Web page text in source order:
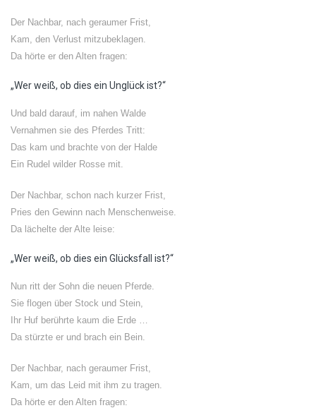
Der Nachbar, nach geraumer Frist,
Kam, den Verlust mitzubeklagen.
Da hörte er den Alten fragen:
„Wer weiß, ob dies ein Unglück ist?“
Und bald darauf, im nahen Walde
Vernahmen sie des Pferdes Tritt:
Das kam und brachte von der Halde
Ein Rudel wilder Rosse mit.
Der Nachbar, schon nach kurzer Frist,
Pries den Gewinn nach Menschenweise.
Da lächelte der Alte leise:
„Wer weiß, ob dies ein Glücksfall ist?“
Nun ritt der Sohn die neuen Pferde.
Sie flogen über Stock und Stein,
Ihr Huf berührte kaum die Erde …
Da stürzte er und brach ein Bein.
Der Nachbar, nach geraumer Frist,
Kam, um das Leid mit ihm zu tragen.
Da hörte er den Alten fragen: